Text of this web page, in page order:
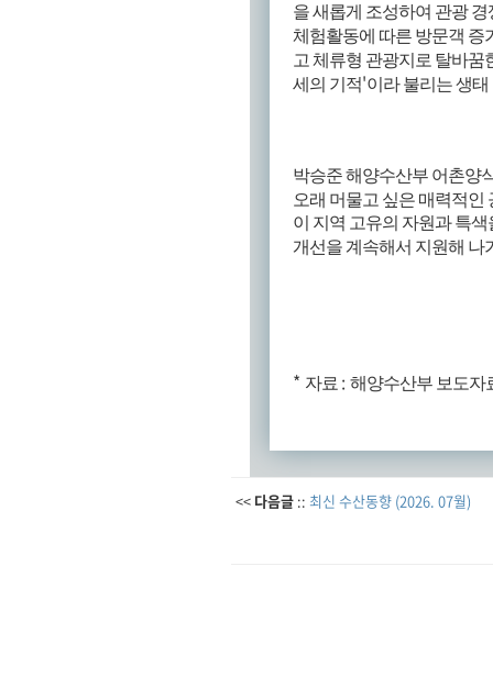
을 새롭게 조성하여 관광
체험활동에 따른 방문객 증
고 체류형 관광지로 탈바꿈
세의 기적'이라 불리는 생
박승준 해양수산부 어촌양
오래 머물고 싶은 매력적
이 지역 고유의 자원과 특
개선을 계속해서 지원해 나
* 자료 : 해양수산부 보도자
<< 다음글 :: 최신 수산동향 (2026. 07월)